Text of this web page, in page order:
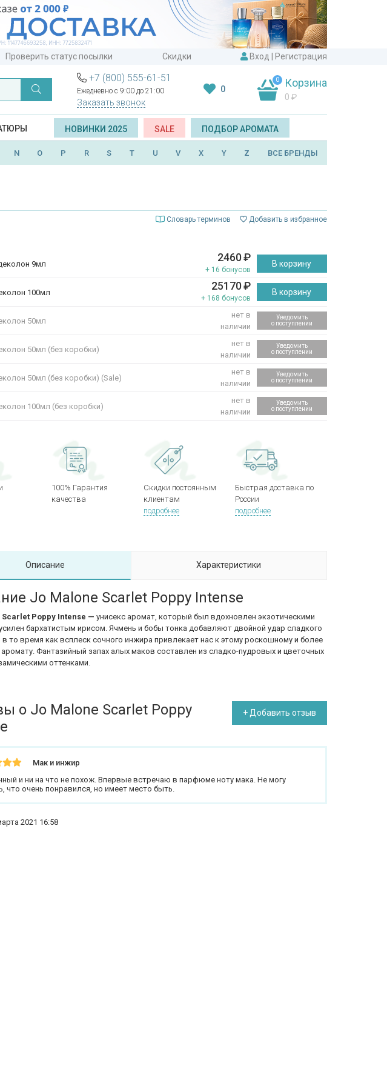
Проверить статус посылки Скидки Вход Регистрация
+7 (800) 555-61-51
Ежедневно с 9:00 до 21:00
Заказать звонок
0
0 Корзина
0 ₽
НОВИНКИ 2025 SALE ПОДБОР АРОМАТА
N O P R S T U V X Y Z ВСЕ БРЕНДЫ
Словарь терминов Добавить в избранное
9мл 2460₽
+ 16 бонусов
В корзину
100мл 25170₽
+ 168 бонусов
В корзину
50мл
нет в
наличии
Уведомить
о поступлении
50мл (без коробки)
нет в
наличии
Уведомить
о поступлении
50мл (без коробки) (Sale)
нет в
наличии
Уведомить
о поступлении
100мл (без коробки)
нет в
наличии
Уведомить
о поступлении
100% Гарантия
качества
Скидки постоянным
клиентам
подробнее
Быстрая доставка по
России
подробнее
Описание Характеристики
Jo Malone Scarlet Poppy Intense
Scarlet Poppy Intense —унисекс аромат, который был вдохновлен экзотическими
бархатистым ирисом. Ячмень и бобы тонка добавляют двойной удар сладкого
в то время как всплеск сочного инжира привлекает нас к этому роскошному и более
Фантазийный запах алых маков составлен из сладко-пудровых и цветочных
оттенками.
о Jo Malone Scarlet Poppy
+ Добавить отзыв
Мак и инжир
и ни на что не похож. Впервые встречаю в парфюме ноту мака. Не могу
что очень понравился, но имеет место быть.
2021 16:58